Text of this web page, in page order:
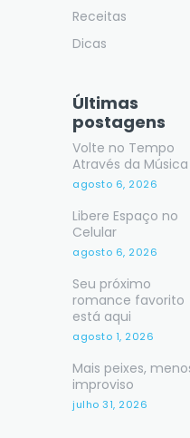
Receitas
Dicas
Últimas
postagens
Volte no Tempo
Através da Música
agosto 6, 2026
Libere Espaço no
Celular
agosto 6, 2026
Seu próximo
romance favorito
está aqui
agosto 1, 2026
Mais peixes,
improviso
julho 31, 2026